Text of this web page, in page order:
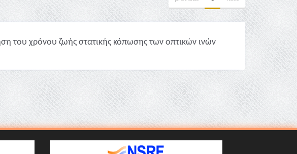
του χρόνου ζωής στατικής κόπωσης των οπτικών ινών